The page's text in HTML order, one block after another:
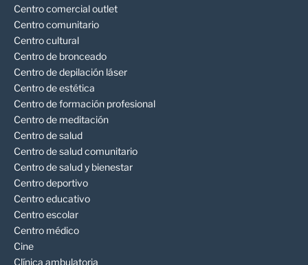
Centro comercial outlet
Centro comunitario
Centro cultural
Centro de bronceado
Centro de depilación láser
Centro de estética
Centro de formación profesional
Centro de meditación
Centro de salud
Centro de salud comunitario
Centro de salud y bienestar
Centro deportivo
Centro educativo
Centro escolar
Centro médico
Cine
Clínica ambulatoria